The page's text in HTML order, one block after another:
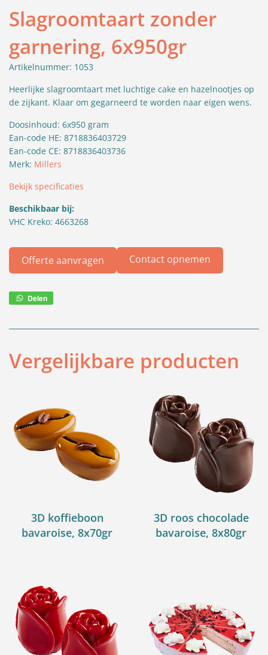
Slagroomtaart zonder
garnering, 6x950gr
Artikelnummer: 1053
Heerlijke slagroomtaart met luchtige cake en hazelnootjes op
de zijkant. Klaar om gegarneerd te worden naar eigen wens.
Doosinhoud: 6x950 gram
Ean-code HE: 8718836403729
Ean-code CE: 8718836403736
Merk: Millers
Bekijk specificaties
Beschikbaar bij:
VHC Kreko: 4663268
Offerte aanvragen Contact opnemen
Delen
Vergelijkbare producten
3D koffieboon
bavaroise, 8x70gr
3D roos chocolade
bavaroise, 8x80gr